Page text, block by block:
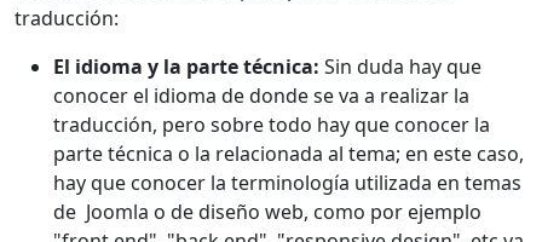
traducción:
El idioma y la parte técnica: Sin duda hay que
conocer el idioma de donde se va a realizar la
traducción, pero sobre todo hay que conocer la
parte técnica o la relacionada al tema; en este caso,
hay que conocer la terminología utilizada en temas
de Joomla o de diseño web, como por ejemplo